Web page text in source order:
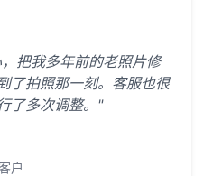
把我多年前的老照片修
了拍照那一刻。客服也很
了多次调整。"
户